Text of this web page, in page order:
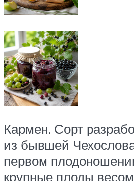
Кармен. Сорт
из бывшей
первом
крупные плоды